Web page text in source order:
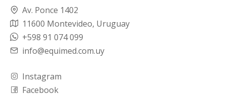
Av. Ponce 1402
11600 Montevideo, Uruguay
+598 91 074 099
info@equimed.com.uy
Instagram
Facebook